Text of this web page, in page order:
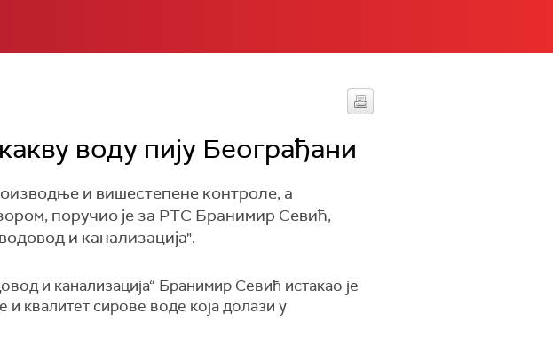
воду пију Београђани
и вишестепене контроле, а
поручио је за РТС Бранимир Севић,
и канализација".
и канализација“ Бранимир Севић истакао је
и квалитет сирове воде која долази у